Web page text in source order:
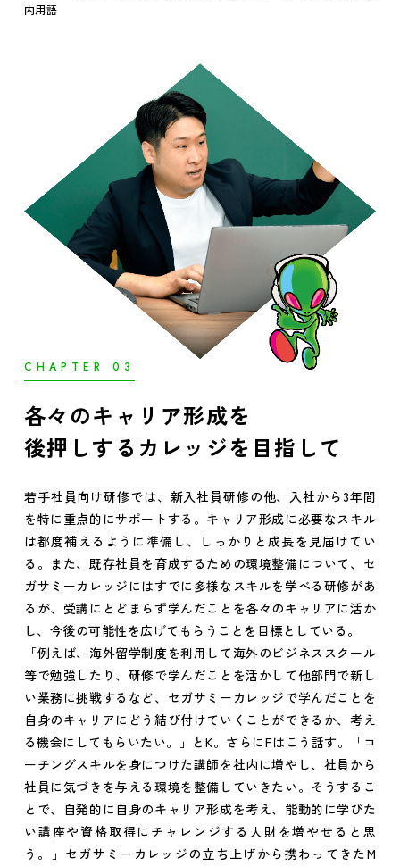
内用語
CHAPTER 03
各々のキャリア形成を
後押しするカレッジを目指して
若手社員向け研修では、新入社員研修の他、入社から3年間
を特に重点的にサポートする。キャリア形成に必要なスキル
は都度補えるように準備し、しっかりと成長を見届けてい
る。また、既存社員を育成するための環境整備について、セ
ガサミーカレッジにはすでに多様なスキルを学べる研修があ
るが、受講にとどまらず学んだことを各々のキャリアに活か
し、今後の可能性を広げてもらうことを目標としている。
「例えば、海外留学制度を利用して海外のビジネススクール
等で勉強したり、研修で学んだことを活かして他部門で新し
い業務に挑戦するなど、セガサミーカレッジで学んだことを
自身のキャリアにどう結び付けていくことができるか、考え
る機会にしてもらいたい。」とK。さらにFはこう話す。「コ
ーチングスキルを身につけた講師を社内に増やし、社員から
社員に気づきを与える環境を整備していきたい。そうするこ
とで、自発的に自身のキャリア形成を考え、能動的に学びた
い講座や資格取得にチャレンジする人財を増やせると思
う。」セガサミーカレッジの立ち上げから携わってきたM